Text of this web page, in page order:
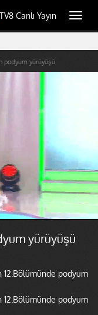
TV8 Canlı Yayın
podyum yürüyüşü
yürüyüşü
podyum
podyum